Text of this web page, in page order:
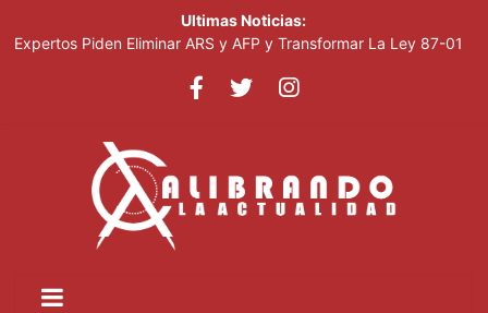
Ultimas Noticias:
Expertos Piden Eliminar ARS y AFP y Transformar La Ley 87-01
miembros de la Fuerza del Pueblo
Acciones De Sandisk Suben 2,800% En Doce Meses Impulsadas
Por La Demanda De IA
Plataforma Cripto Vinculada A Irán Movió US$6,300 Millones
Antes De Ser Sancionada